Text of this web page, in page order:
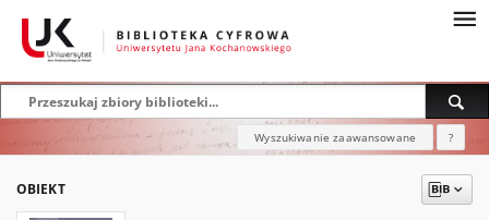
Wyszukiwanie zaawansowane ?
OBIEKT